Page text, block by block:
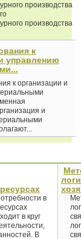
производства
производства
к
управлению
к организации и
и
в
в круг
В